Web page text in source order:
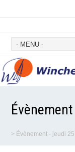
> Évènement - jeudi